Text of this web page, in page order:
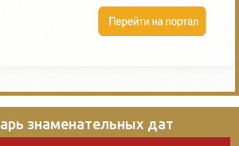
знаменательных дат